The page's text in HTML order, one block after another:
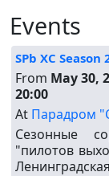
Events
SPb XC Season
From May 30,
20:00
At Парадром
Cезонные
"пилотов